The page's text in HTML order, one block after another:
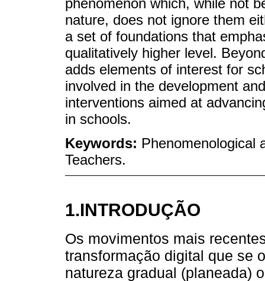
nature, does not ignore them
a set of foundations that
qualitatively higher level.
adds elements of interest for
involved in the development
interventions aimed at
in schools.
Keywords: Phenomenological
Teachers.
1.INTRODUÇÃO
Os movimentos mais
transformação digital que se
natureza gradual (planeada)